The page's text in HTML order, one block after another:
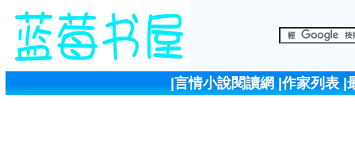
言情小說閱讀網 |作家列表|